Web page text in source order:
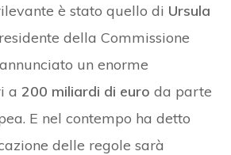
è stato quello di Ursula
della Commissione
un enorme
a200 miliardi di euro da parte
E nel contempo ha detto
delle regole sarà